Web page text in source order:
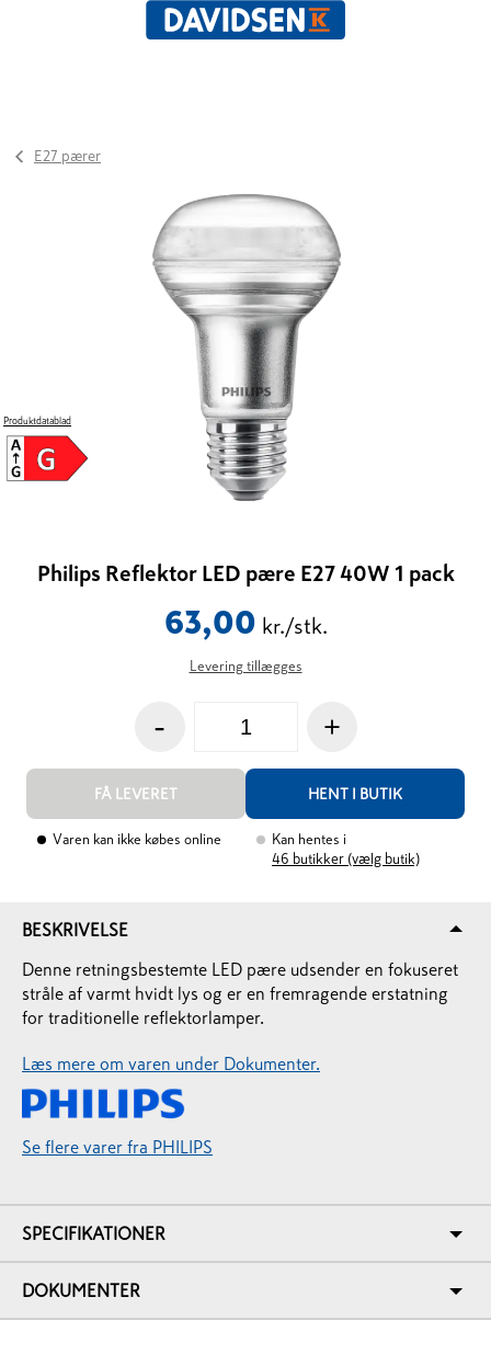
E27 pærer
Produktdatablad
Philips Reflektor LED pære E27 40W 1 pack
63,00 kr./stk.
Levering tillægges
- +
FÅ LEVERET HENT I BUTIK
Varen kan ikke købes online
Kan hentes i
46 butikker (vælg butik)
BESKRIVELSE
Denne retningsbestemte LED pære udsender en fokuseret
stråle af varmt hvidt lys og er en fremragende erstatning
for traditionelle reflektorlamper.
Læs mere om varen under Dokumenter.
Se flere varer fra PHILIPS
SPECIFIKATIONER
DOKUMENTER